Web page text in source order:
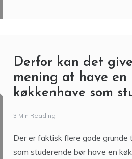
Derfor kan det
mening at have en
køkkenhave som
3 Min Reading
Der er faktisk flere gode grunde
som studerende bør have en